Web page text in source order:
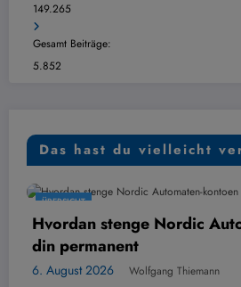
149.265
Gesamt Beiträge:
5.852
Das hast du vielleicht
Nordic Automaten-
Wolfgang Thiemann